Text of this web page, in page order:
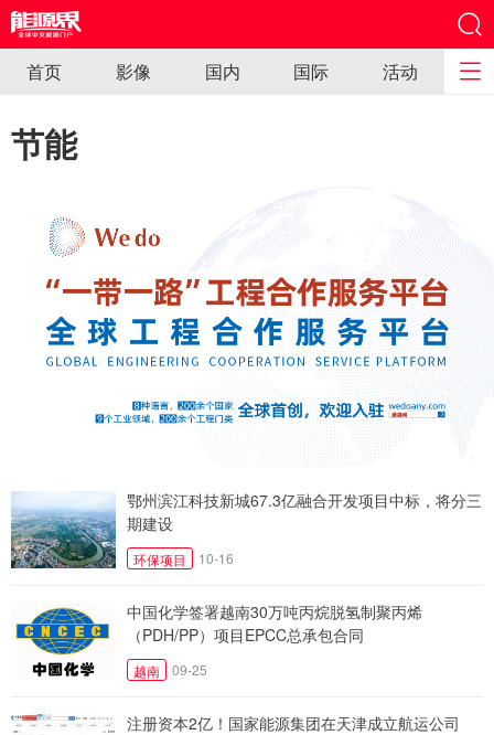
首页 影像 国内 国际 活动
节能
鄂州滨江科技新城67.3亿融合开发项目中标，将分三
期建设
环保项目 10-16
中国化学签署越南30万吨丙烷脱氢制聚丙烯
（PDH/PP）项目EPCC总承包合同
越南 09-25
注册资本2亿！国家能源集团在天津成立航运公司